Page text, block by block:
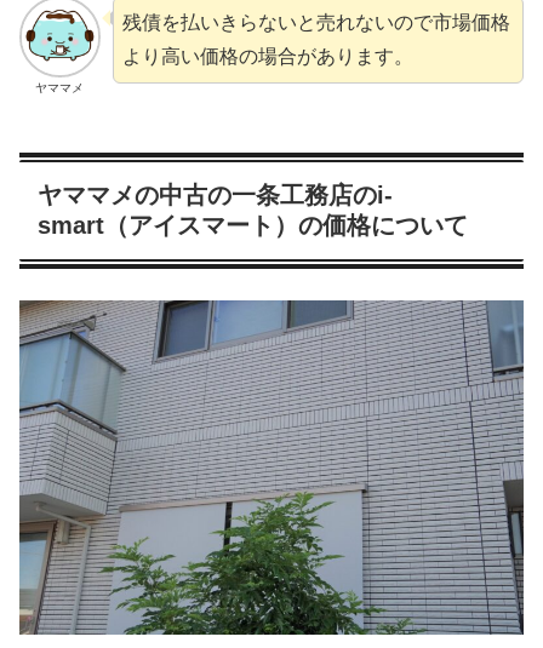
ヤママメ
残債を払いきらないと売れないので市場価格
より高い価格の場合があります。
ヤママメの中古の一条工務店のi-
smart（アイスマート）の価格について